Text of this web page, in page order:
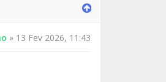
» 13 Fev 2026, 11:43